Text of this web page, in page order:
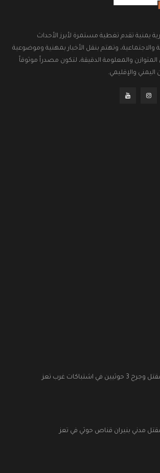
يمنية تقدم تغطية مستمرة لأبرز الأحداث
والاجتماعية، وتهتم بنقل الأخبار بمهنية وموضوعية
المتوازن والمعلومة الدقيقة، لتكون مصدراً موثوقاً
والإقليمي.
وجرح 3 حوثيين في اشتباكات غرب تعز
مدني بنيران قناص حوثي في تعز